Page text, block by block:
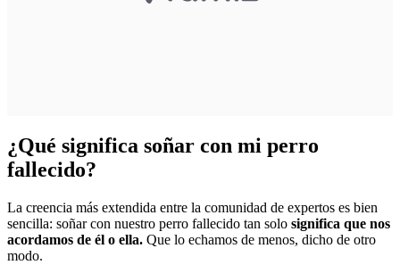
¿Qué significa soñar con mi perro
fallecido?
La creencia más extendida entre la comunidad de expertos es bien
sencilla: soñar con nuestro perro fallecido tan solo significa que nos
acordamos de él o ella. Que lo echamos de menos, dicho de otro
modo.